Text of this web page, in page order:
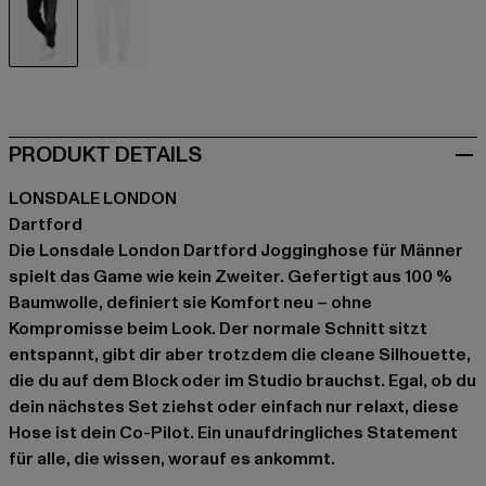
PRODUKT DETAILS
LONSDALE LONDON
Dartford
Die Lonsdale London Dartford Jogginghose für Männer
spielt das Game wie kein Zweiter. Gefertigt aus 100 %
Baumwolle, definiert sie Komfort neu – ohne
Kompromisse beim Look. Der normale Schnitt sitzt
entspannt, gibt dir aber trotzdem die cleane Silhouette,
die du auf dem Block oder im Studio brauchst. Egal, ob du
dein nächstes Set ziehst oder einfach nur relaxt, diese
Hose ist dein Co-Pilot. Ein unaufdringliches Statement
für alle, die wissen, worauf es ankommt.